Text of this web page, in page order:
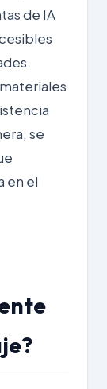
de IA
se
en el